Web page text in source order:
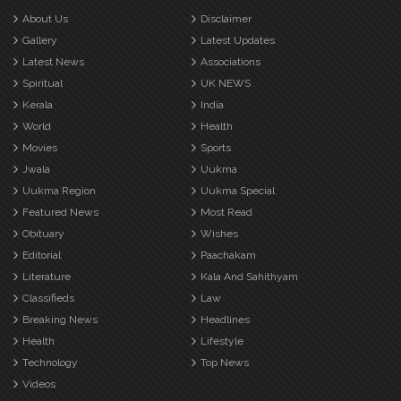
About Us
Disclaimer
Gallery
Latest Updates
Latest News
Associations
Spiritual
UK NEWS
Kerala
India
World
Health
Movies
Sports
Jwala
Uukma
Uukma Region
Uukma Special
Featured News
Most Read
Obituary
Wishes
Editorial
Paachakam
Literature
Kala And Sahithyam
Classifieds
Law
Breaking News
Headlines
Health
Lifestyle
Technology
Top News
Videos